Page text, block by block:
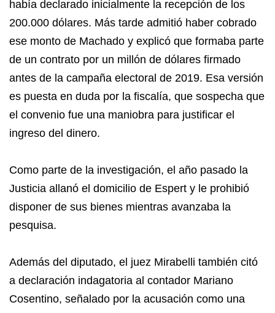
había declarado inicialmente la recepción de los
200.000 dólares. Más tarde admitió haber cobrado
ese monto de Machado y explicó que formaba parte
de un contrato por un millón de dólares firmado
antes de la campaña electoral de 2019. Esa versión
es puesta en duda por la fiscalía, que sospecha que
el convenio fue una maniobra para justificar el
ingreso del dinero.
Como parte de la investigación, el año pasado la
Justicia allanó el domicilio de Espert y le prohibió
disponer de sus bienes mientras avanzaba la
pesquisa.
Además del diputado, el juez Mirabelli también citó
a declaración indagatoria al contador Mariano
Cosentino, señalado por la acusación como una